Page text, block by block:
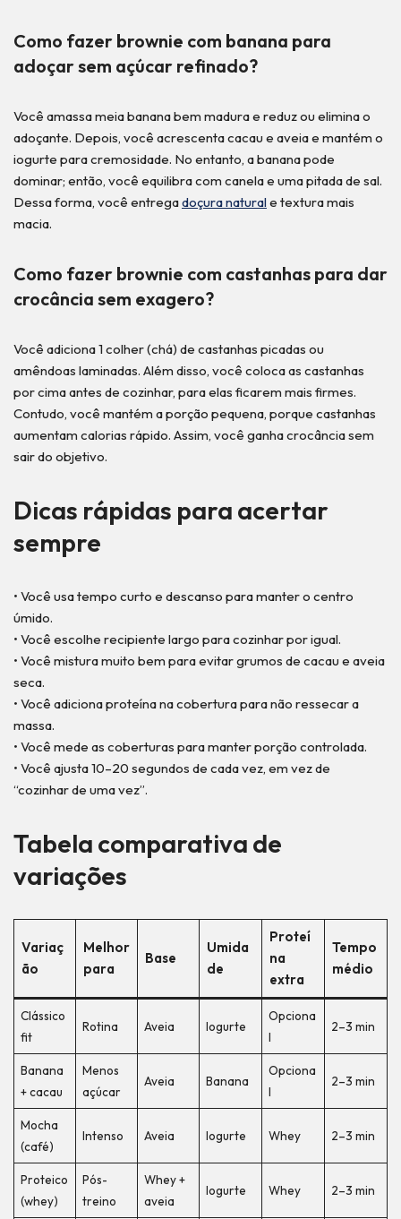
Como fazer brownie com banana para
adoçar sem açúcar refinado?
Você amassa meia banana bem madura e reduz ou elimina o
adoçante. Depois, você acrescenta cacau e aveia e mantém o
iogurte para cremosidade. No entanto, a banana pode
dominar; então, você equilibra com canela e uma pitada de sal.
Dessa forma, você entregadoçura naturale textura mais
macia.
Como fazer brownie com castanhas para dar
crocância sem exagero?
Você adiciona 1 colher (chá) de castanhas picadas ou
amêndoas laminadas. Além disso, você coloca as castanhas
por cima antes de cozinhar, para elas ficarem mais firmes.
Contudo, você mantém a porção pequena, porque castanhas
aumentam calorias rápido. Assim, você ganha crocância sem
sair do objetivo.
Dicas rápidas para acertar
sempre
• Você usa tempo curto e descanso para manter o centro
úmido.
• Você escolhe recipiente largo para cozinhar por igual.
• Você mistura muito bem para evitar grumos de cacau e aveia
seca.
• Você adiciona proteína na cobertura para não ressecar a
massa.
• Você mede as coberturas para manter porção controlada.
• Você ajusta 10–20 segundos de cada vez, em vez de
“cozinhar de uma vez”.
Tabela comparativa de
variações
Variaç
ão
Melhor
para
Base
Umida
de
Proteí
na
extra
Tempo
médio
Clássico
fit
Rotina Aveia Iogurte
Opciona
l
2–3 min
Banana
+ cacau
Menos
açúcar
Aveia Banana
Opciona
l
2–3 min
Mocha
(café)
Intenso Aveia Iogurte Whey 2–3 min
Proteico
(whey)
Pós-
treino
Whey +
aveia
Iogurte Whey 2–3 min